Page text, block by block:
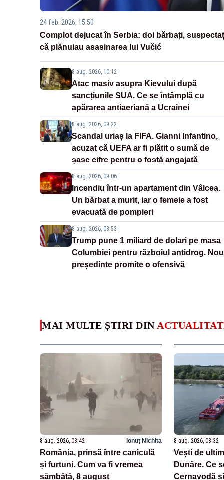
24 feb. 2026, 15:50
Complot dejucat în Serbia: doi bărbați,
că plănuiau asasinarea lui Vučić
8 aug. 2026, 10:12
Atac masiv asupra Kievului după
sancțiunile SUA. Ce se întâmplă cu
apărarea antiaeriană a Ucrainei
8 aug. 2026, 09:22
Scandal uriaș la FIFA. Gianni Infantino,
acuzat că UEFA ar fi plătit o sumă de
șase cifre pentru o fostă angajată
8 aug. 2026, 09:06
Incendiu într-un apartament din Vâlcea.
Un bărbat a murit, iar o femeie a fost
evacuată de pompieri
8 aug. 2026, 08:53
Trump pune 1 miliard de dolari pe masa
Columbiei pentru războiul antidrog. Noul
președinte promite o ofensivă
MAI MULTE ȘTIRI DIN
8 aug. 2026, 08:42 Ionuț Nichita
România, prinsă între caniculă
și furtuni. Cum va fi vremea
sâmbătă, 8 august
8 aug. 2026, 08:32
Vești de
Dunăre. Ce
Cernavodă